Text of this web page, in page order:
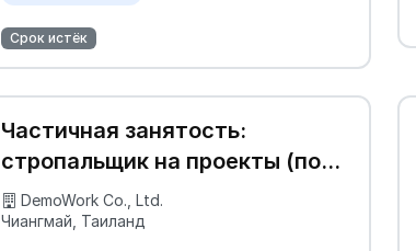
Срок истёк
Частичная занятость:
стропальщик на проекты (по
договорённости) 😊
DemoWork Co., Ltd.
Чиангмай, Таиланд